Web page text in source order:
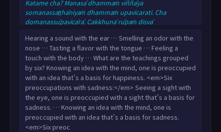
Katame cha? Manasā dhammaṁ viññāya
somanassaṭṭhāniyaṁ dhammaṁ upavicarati. Cha
domanassūpavicārā. Cakkhunā rūpaṁ disvā
dhammaṁ viññāya domanassaṭṭhāniyaṁ dhammaṁ
upavicarati. Cha upekkhūpavicārā.
Hearing a sound with the ear … Smelling an odor with the
nose … Tasting a flavor with the tongue … Feeling a
touch with the body … What are the teachings grouped
by six? Knowing an idea with the mind, one is preoccupied
with an idea that’s a basis for happiness. <em>Six
preoccupations with sadness:</em> Seeing a sight with
the eye, one is preoccupied with a sight that’s a basis for
sadness. … Knowing an idea with the mind, one is
preoccupied with an idea that’s a basis for sadness.
<em>Six preoc